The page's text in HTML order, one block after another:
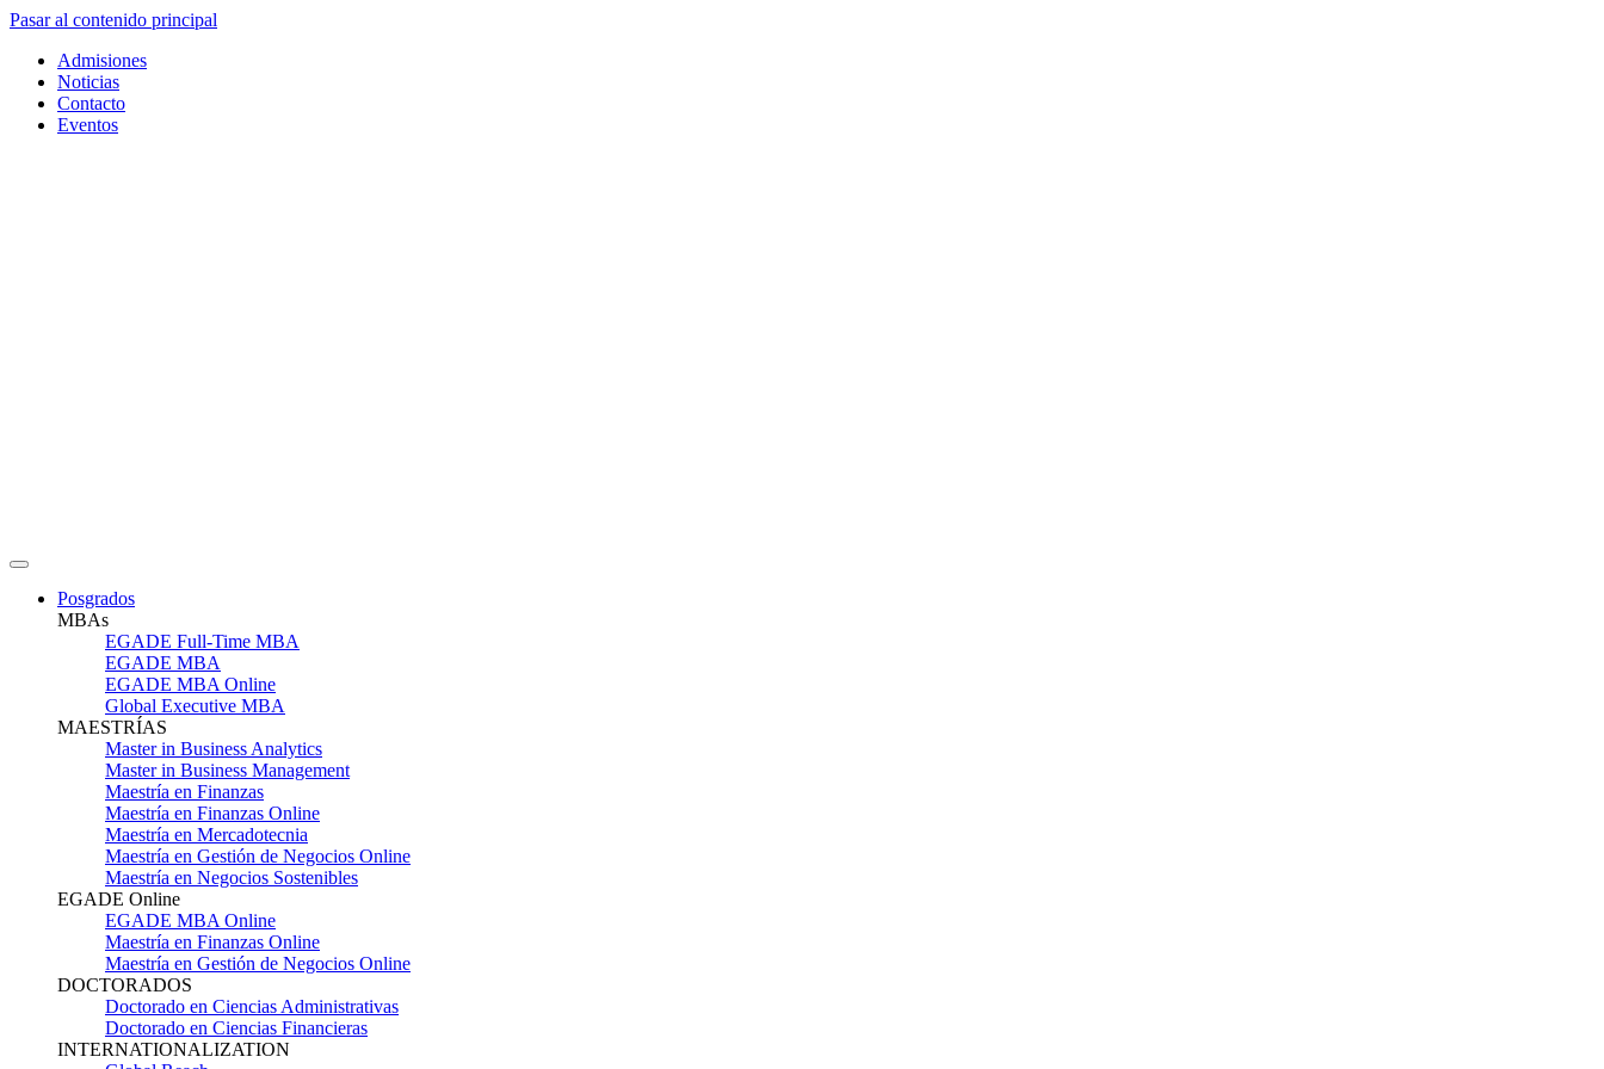
Pasar al contenido principal
Admisiones
Noticias
Contacto
Eventos
Posgrados
MBAs
EGADE Full-Time MBA
EGADE MBA
EGADE MBA Online
Global Executive MBA
MAESTRÍAS
Master in Business Analytics
Master in Business Management
Maestría en Finanzas
Maestría en Finanzas Online
Maestría en Mercadotecnia
Maestría en Gestión de Negocios Online
Maestría en Negocios Sostenibles
EGADE Online
EGADE MBA Online
Maestría en Finanzas Online
Maestría en Gestión de Negocios Online
DOCTORADOS
Doctorado en Ciencias Administrativas
Doctorado en Ciencias Financieras
INTERNATIONALIZATION